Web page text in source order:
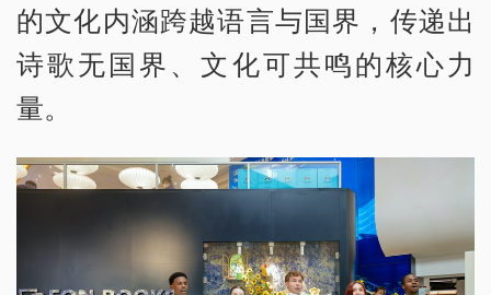
的文化内涵跨越语言与国界，传递出
诗歌无国界、文化可共鸣的核心力
量。